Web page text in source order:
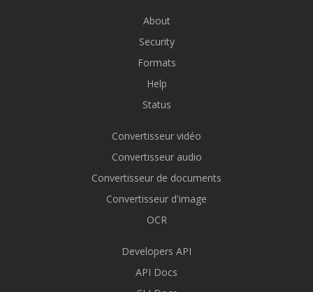
About
Security
Formats
Help
Status
Convertisseur vidéo
Convertisseur audio
Convertisseur de documents
Convertisseur d'image
OCR
Developers API
API Docs